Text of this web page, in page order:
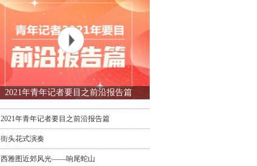
2021年青年记者要目之前沿报告篇
2021年青年记者要目之前沿报告篇
街头花式演奏
西雅图近郊风光——响尾蛇山